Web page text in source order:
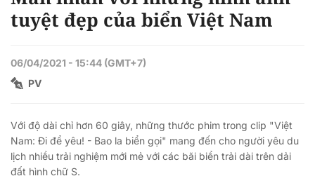
Time
tuyệt đẹp của biển Việt Nam
06/04/2021 - 15:44 (GMT+7)
PV
Với độ dài chỉ hơn 60 giây, những thước phim trong clip "Việt
Nam: Đi để yêu! - Bao la biển gọi" mang đến cho người yêu du
lịch nhiều trải nghiệm mới mẻ với các bãi biển trải dài trên dải
đất hình chữ S.